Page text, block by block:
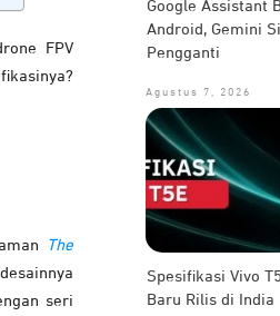
FPV
The
seri
Google Assistant
Android, Gemini
Pengganti
Agustus 7, 2026
Spesifikasi Vivo
Baru Rilis di India